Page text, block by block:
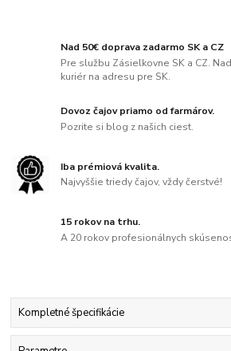
Nad 50€ doprava zadarmo SK a CZ
Pre službu Zásielkovne SK a CZ.
kuriér na adresu pre SK.
Dovoz čajov priamo od farmárov.
Pozrite si blog z našich ciest.
Iba prémiová kvalita.
Najvyššie triedy čajov, vždy čerstvé!
15 rokov na trhu.
A 20 rokov profesionálnych
Kompletné špecifikácie